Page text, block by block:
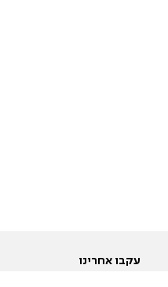
עקבו אחרינו